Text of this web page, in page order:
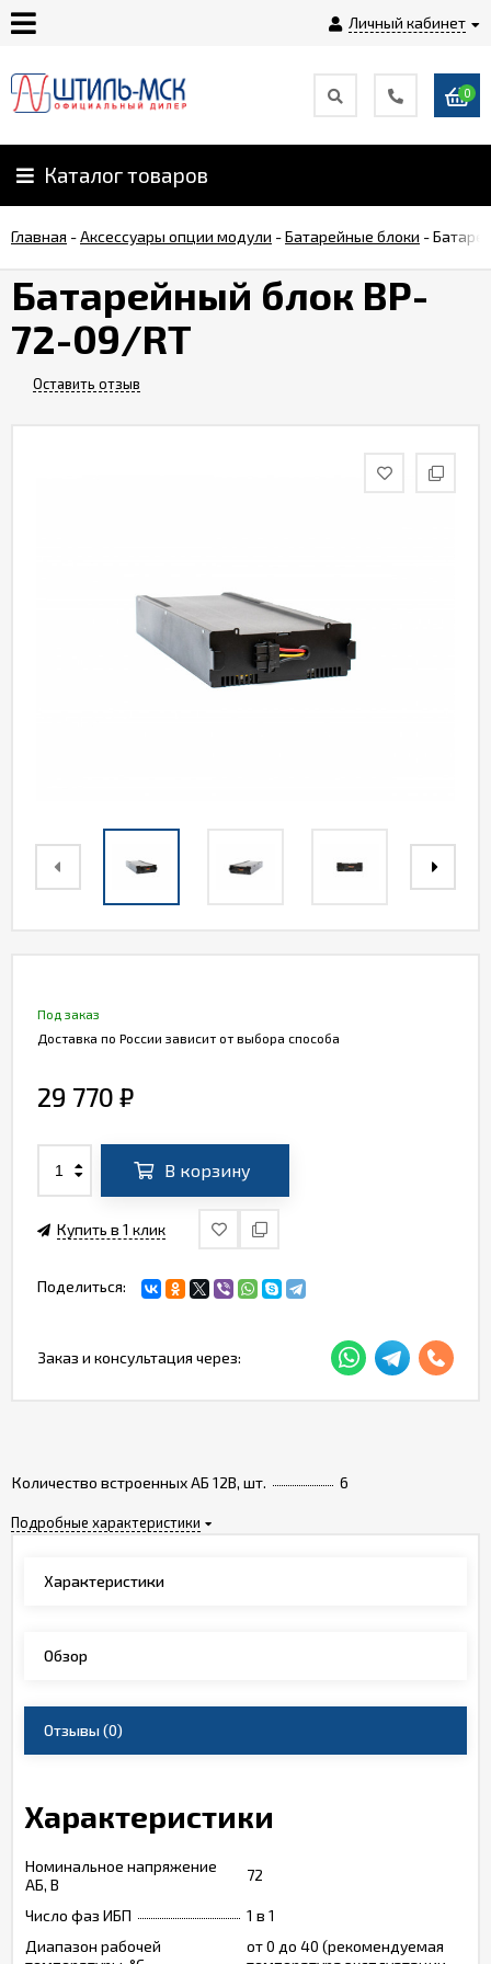
Личный кабинет
Главная
О
Оплата
Монтаж
0
Каталог товаров
Главная -Аксессуары опции модули -Батарейные блоки -
Батарейный блок BP-
72-09/RT
Оставить отзыв
Количество встроенных АБ 12В, шт. 6
Подробные характеристики
Под заказ
Доставка по России зависит от выбора способа
29 770 ₽
В корзину
Купить в 1 клик
Поделиться:
Заказ и консультация через:
Характеристики
Обзор
Отзывы(0)
Характеристики
Номинальное напряжение
АБ, В
72
Число фаз ИБП
1 в 1
Диапазон рабочей
от 0 до 40 (рекомендуемая